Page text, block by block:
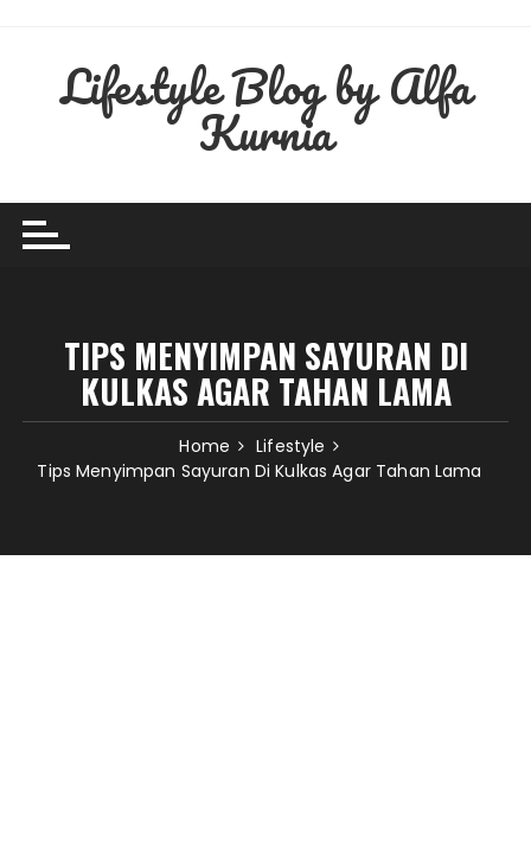
contentLifestyle Blog by Alfa
Kurnia
TIPS MENYIMPAN SAYURAN DI
KULKAS AGAR TAHAN LAMA
Home
Lifestyle
Tips Menyimpan Sayuran Di Kulkas Agar Tahan Lama